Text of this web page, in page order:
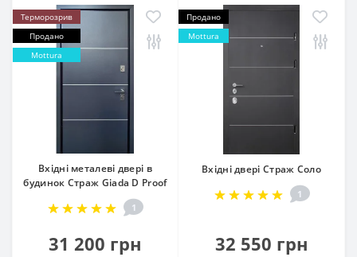
Терморозрив
Продано
Mottura
Вхідні металеві двері в
будинок Страж Giada D Proof
1
31 200 грн
Продано
Mottura
Вхідні двері Страж Соло
1
32 550 грн